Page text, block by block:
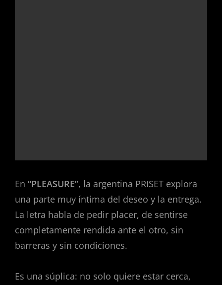
En “PLEASURE”, la argentina PRISET explora
una parte muy íntima del deseo y la entrega.
La letra habla de pedir placer, de sentirse
completamente rendida ante el otro, sin
barreras y sin condiciones.
Es una súplica: no solo quiere estar cerca,